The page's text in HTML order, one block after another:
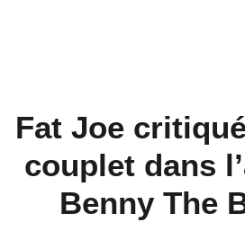
Fat Joe
couplet dans
Benny The